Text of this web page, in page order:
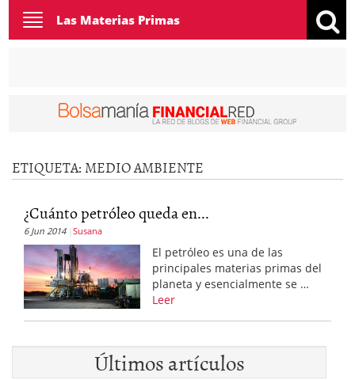
Toggle
navigation
Las Materias Primas
ETIQUETA: MEDIO AMBIENTE
¿Cuánto petróleo queda en...
6 Jun 2014 Susana
El petróleo es una de las
principales materias primas del
planeta y esencialmente se …
Leer
Últimos artículos